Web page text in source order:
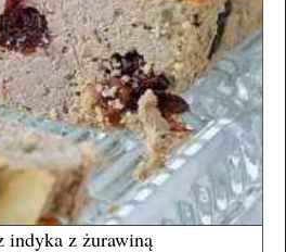
indyka z żurawiną